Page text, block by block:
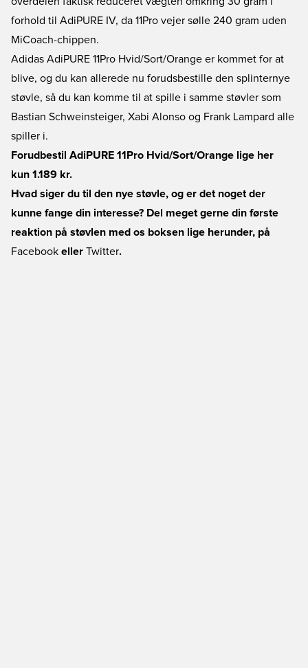
forhold til AdiPURE IV, da 11Pro vejer sølle 240 gram uden
MiCoach-chippen.
Adidas AdiPURE 11Pro Hvid/Sort/Orange er kommet for at
blive, og du kan allerede nu forudsbestille den splinternye
støvle, så du kan komme til at spille i samme støvler som
Bastian Schweinsteiger, Xabi Alonso og Frank Lampard alle
spiller i.
Forudbestil AdiPURE 11Pro Hvid/Sort/Orange lige her 
kun 1.189 kr.
Hvad siger du til den nye støvle, og er det noget der
kunne fange din interesse? Del meget gerne din første
reaktion på støvlen med os boksen lige herunder, på
Facebook eller Twitter.